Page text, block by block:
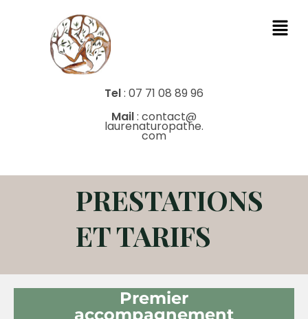
Tel: 07 71 08 89 96
Mail: contact@
laurenaturopathe.
com
PRESTATIONS
ET TARIFS
Premier
accompagnement